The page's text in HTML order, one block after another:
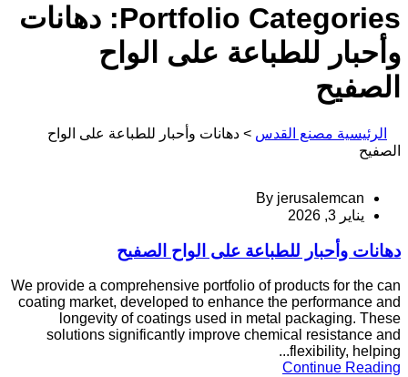
Portfolio Categories:
دهانات
وأحبار للطباعة على الواح
الصفيح
الرئيسية مصنع القدس > دهانات وأحبار للطباعة على الواح
الصفيح
By jerusalemcan
يناير 3, 2026
دهانات وأحبار للطباعة على الواح الصفيح
We provide a comprehensive portfolio of products for the can
coating market, developed to enhance the performance and
longevity of coatings used in metal packaging. These
solutions significantly improve chemical resistance and
flexibility, helping...
Continue Reading